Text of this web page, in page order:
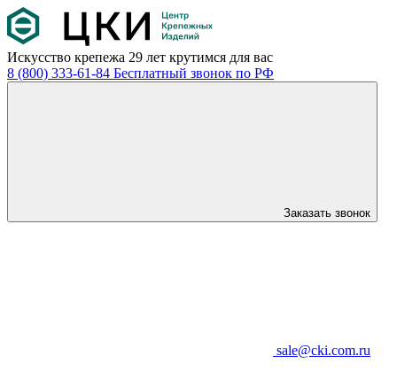
Искусство крепежа 29 лет крутимся для вас
8 (800) 333-61-84 Бесплатный звонок по РФ
Заказать звонок
sale@cki.com.ru